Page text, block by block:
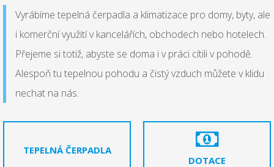
Vyrábíme tepelná čerpadla a klimatizace pro domy, byty, ale
i komerční využití v kancelářích, obchodech nebo hotelech.
Přejeme si totiž, abyste se doma i v práci cítili v pohodě.
Alespoň tu tepelnou pohodu a čistý vzduch můžete v klidu
nechat na nás.
TEPELNÁ ČERPADLA
DOTACE